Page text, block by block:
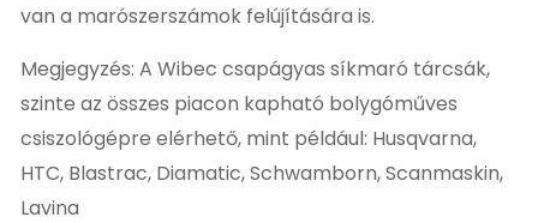
van a marószerszámok felújítására is.
Megjegyzés: A Wibec csapágyas síkmaró tárcsák,
szinte az összes piacon kapható bolygóműves
csiszológépre elérhető, mint például: Husqvarna,
HTC, Blastrac, Diamatic, Schwamborn, Scanmaskin,
Lavina